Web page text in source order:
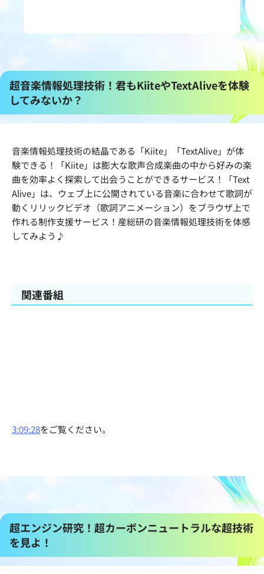
超音楽情報処理技術！君もKiiteやTextAliveを体験
してみないか？
音楽情報処理技術の結晶である「Kiite」「TextAlive」が体
験できる！「Kiite」は膨大な歌声合成楽曲の中から好みの楽
曲を効率よく探索して出会うことができるサービス！「Text
Alive」は、ウェブ上に公開されている音楽に合わせて歌詞が
動くリリックビデオ（歌詞アニメーション）をブラウザ上で
作れる制作支援サービス！産総研の音楽情報処理技術を体感
してみよう♪
関連番組
3:09:28をご覧ください。
超エンジン研究！超カーボンニュートラルな超技術
を見よ！